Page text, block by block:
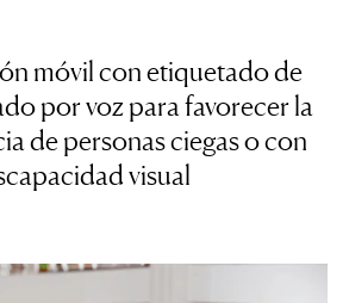
móvil con etiquetado de
por voz para favorecer la
de personas ciegas o con
visual